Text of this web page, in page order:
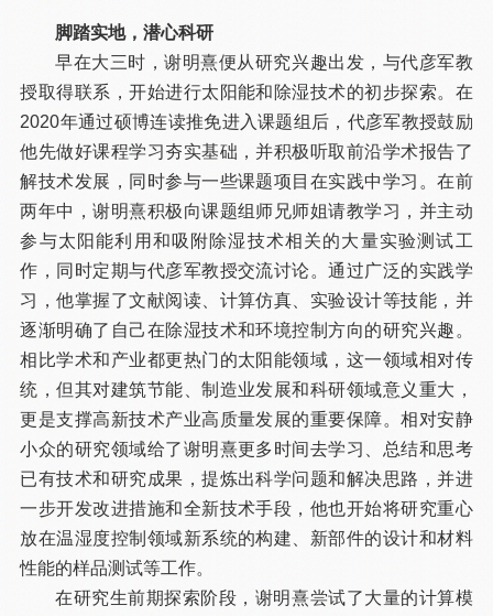
脚踏实地，潜心科研
早在大三时，谢明熹便从研究兴趣出发，与代彦军教
授取得联系，开始进行太阳能和除湿技术的初步探索。在
2020年通过硕博连读推免进入课题组后，代彦军教授鼓励
他先做好课程学习夯实基础，并积极听取前沿学术报告了
解技术发展，同时参与一些课题项目在实践中学习。在前
两年中，谢明熹积极向课题组师兄师姐请教学习，并主动
参与太阳能利用和吸附除湿技术相关的大量实验测试工
作，同时定期与代彦军教授交流讨论。通过广泛的实践学
习，他掌握了文献阅读、计算仿真、实验设计等技能，并
逐渐明确了自己在除湿技术和环境控制方向的研究兴趣。
相比学术和产业都更热门的太阳能领域，这一领域相对传
统，但其对建筑节能、制造业发展和科研领域意义重大，
更是支撑高新技术产业高质量发展的重要保障。相对安静
小众的研究领域给了谢明熹更多时间去学习、总结和思考
已有技术和研究成果，提炼出科学问题和解决思路，并进
一步开发改进措施和全新技术手段，他也开始将研究重心
放在温湿度控制领域新系统的构建、新部件的设计和材料
性能的样品测试等工作。
在研究生前期探索阶段，谢明熹尝试了大量的计算模